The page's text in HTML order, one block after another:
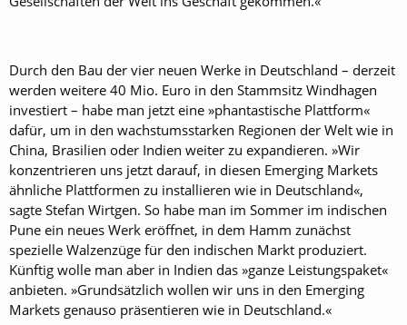
Durch den Bau der vier neuen Werke in Deutschland – derzeit
werden weitere 40 Mio. Euro in den Stammsitz Windhagen
investiert – habe man jetzt eine »phantastische Plattform«
dafür, um in den wachstumsstarken Regionen der Welt wie in
China, Brasilien oder Indien weiter zu expandieren. »Wir
konzentrieren uns jetzt darauf, in diesen Emerging Markets
ähnliche Plattformen zu installieren wie in Deutschland«,
sagte Stefan Wirtgen. So habe man im Sommer im indischen
Pune ein neues Werk eröffnet, in dem Hamm zunächst
spezielle Walzenzüge für den indischen Markt produziert.
Künftig wolle man aber in Indien das »ganze Leistungspaket«
anbieten. »Grundsätzlich wollen wir uns in den Emerging
Markets genauso präsentieren wie in Deutschland.«